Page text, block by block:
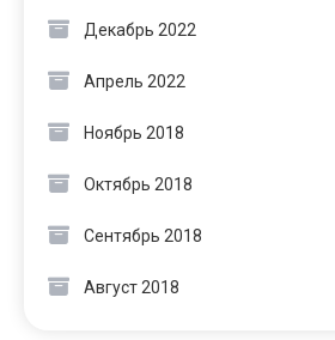
Декабрь 2022
Апрель 2022
Ноябрь 2018
Октябрь 2018
Сентябрь 2018
Август 2018